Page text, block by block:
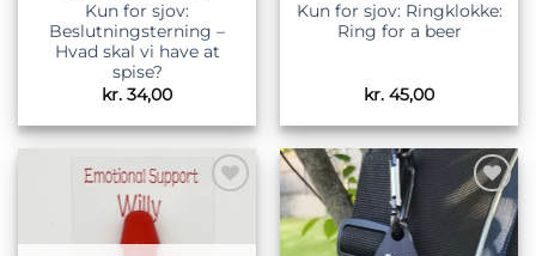
Kun for sjov:
Beslutningsterning –
Hvad skal vi have at
spise?
kr. 34,00
Kun for sjov: Ringklokke:
Ring for a beer
kr. 45,00
Tilføj til
ønskeliste